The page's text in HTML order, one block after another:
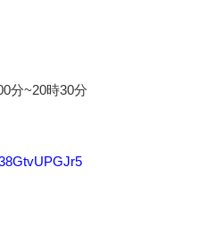
分~20時30分